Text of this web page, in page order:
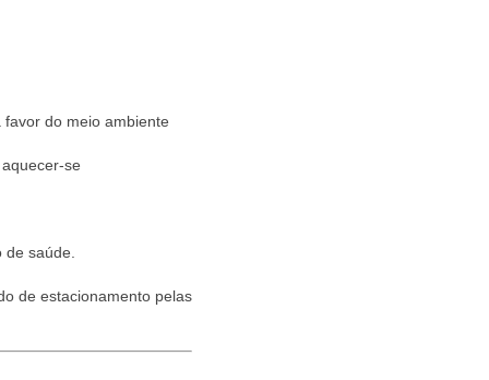
do meio ambiente
se
saúde.
de estacionamento pelas